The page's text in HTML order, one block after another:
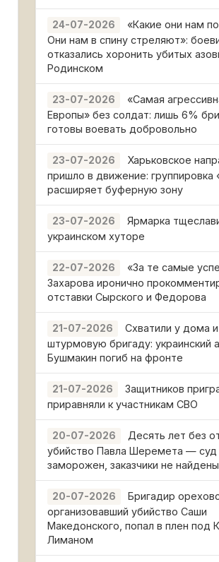
24-07-2026
«Какие они нам
Они нам в спину стреляют»:
отказались хоронить убитых
Родинском
23-07-2026
«Самая
Европы» без солдат: лишь 6%
готовы воевать добровольно
23-07-2026
Харьковское
пришло в движение: группировка
расширяет буферную зону
23-07-2026
Ярмарка
украинском хуторе
22-07-2026
«За те самые
Захарова иронично
отставки Сырского и Федорова
21-07-2026
Схватили у дома
штурмовую бригаду: украинский
Бушмакин погиб на фронте
21-07-2026
Защитников
приравняли к участникам СВО
20-07-2026
Десять лет без
убийство Павла Шеремета — суд
заморожен, заказчики не найдены
20-07-2026
Бригадир
организовавший убийство Саши
Македонского, попал в плен под
Лиманом